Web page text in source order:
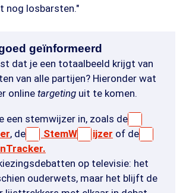
nog losbarsten."
geïnformeerd
dat je een totaalbeeld krijgt van
van alle partijen? Hieronder wat
onlinetargeting uit te komen.
een stemwijzer in, zoals de
, de StemW ijzer of de
op televisie: het
ouderwets, maar het blijft de